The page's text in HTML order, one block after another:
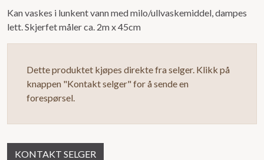
5
Kan vaskes i lunkent vann med milo/ullvaskemiddel, dampes
lett. Skjerfet måler ca. 2m x 45cm
Dette produktet kjøpes direkte fra selger. Klikk på
knappen "Kontakt selger" for å sende en
forespørsel.
KONTAKT SELGER